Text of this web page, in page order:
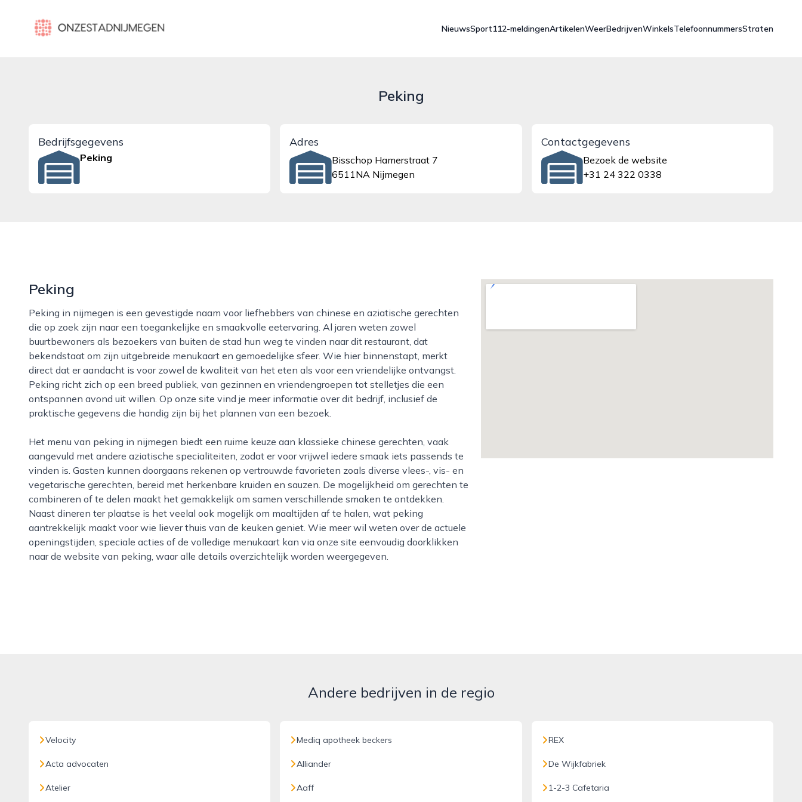
onzestadnijmegen.nl
NieuwsSport112-meldingenArtikelenWeerBedrijvenWinkelsTelefoonnummersStraten
Peking
Bedrijfsgegevens
Peking
Adres
Bisschop Hamerstraat 7
6511NA Nijmegen
Contactgegevens
Bezoek de website
+31 24 322 0338
Peking
Peking in nijmegen is een gevestigde naam voor liefhebbers van chinese en aziatische gerechten
die op zoek zijn naar een toegankelijke en smaakvolle eetervaring. Al jaren weten zowel
buurtbewoners als bezoekers van buiten de stad hun weg te vinden naar dit restaurant, dat
bekendstaat om zijn uitgebreide menukaart en gemoedelijke sfeer. Wie hier binnenstapt, merkt
direct dat er aandacht is voor zowel de kwaliteit van het eten als voor een vriendelijke ontvangst.
Peking richt zich op een breed publiek, van gezinnen en vriendengroepen tot stelletjes die een
ontspannen avond uit willen. Op onze site vind je meer informatie over dit bedrijf, inclusief de
praktische gegevens die handig zijn bij het plannen van een bezoek.
Het menu van peking in nijmegen biedt een ruime keuze aan klassieke chinese gerechten, vaak
aangevuld met andere aziatische specialiteiten, zodat er voor vrijwel iedere smaak iets passends te
vinden is. Gasten kunnen doorgaans rekenen op vertrouwde favorieten zoals diverse vlees-, vis- en
vegetarische gerechten, bereid met herkenbare kruiden en sauzen. De mogelijkheid om gerechten te
combineren of te delen maakt het gemakkelijk om samen verschillende smaken te ontdekken.
Naast dineren ter plaatse is het veelal ook mogelijk om maaltijden af te halen, wat peking
aantrekkelijk maakt voor wie liever thuis van de keuken geniet. Wie meer wil weten over de actuele
openingstijden, speciale acties of de volledige menukaart kan via onze site eenvoudig doorklikken
naar de website van peking, waar alle details overzichtelijk worden weergegeven.
Andere bedrijven in de regio
Velocity
Acta advocaten
Atelier
Mediq apotheek beckers
Alliander
Aaff
REX
De Wijkfabriek
1-2-3 Cafetaria